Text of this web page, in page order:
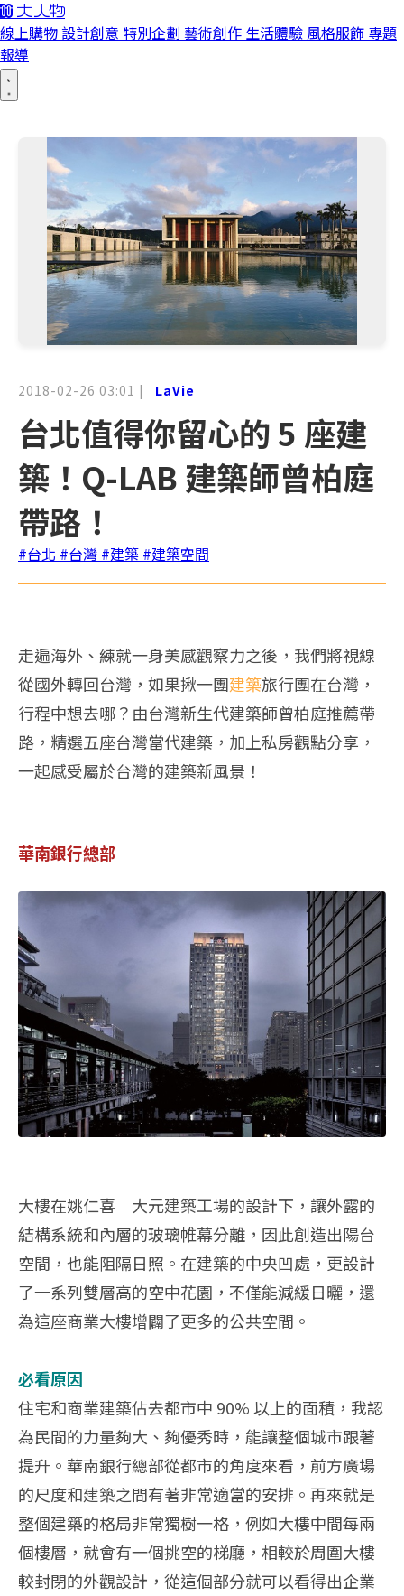
線上購物 設計創意 特別企劃 藝術創作 生活體驗 風格服飾 專題
報導
2018-02-26 03:01 | LaVie
台北值得你留心的 5 座建
築！Q-LAB 建築師曾柏庭
帶路！
#台北 #台灣 #建築 #建築空間
走遍海外、練就一身美感觀察力之後，我們將視線
從國外轉回台灣，如果揪一團建築旅行團在台灣，
行程中想去哪？由台灣新生代建築師曾柏庭推薦帶
路，精選五座台灣當代建築，加上私房觀點分享，
一起感受屬於台灣的建築新風景！
華南銀行總部
大樓在姚仁喜│大元建築工場的設計下，讓外露的
結構系統和內層的玻璃帷幕分離，因此創造出陽台
空間，也能阻隔日照。在建築的中央凹處，更設計
了一系列雙層高的空中花園，不僅能減緩日曬，還
為這座商業大樓增闢了更多的公共空間。
必看原因
住宅和商業建築佔去都市中 90% 以上的面積，我認
為民間的力量夠大、夠優秀時，能讓整個城市跟著
提升。華南銀行總部從都市的角度來看，前方廣場
的尺度和建築之間有著非常適當的安排。再來就是
整個建築的格局非常獨樹一格，例如大樓中間每兩
個樓層，就會有一個挑空的梯廳，相較於周圍大樓
較封閉的外觀設計，從這個部分就可以看得出企業